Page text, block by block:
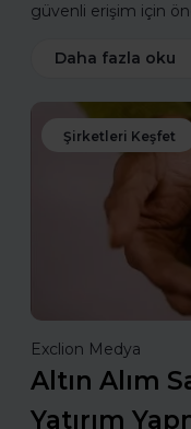
güvenli erişim için
Daha fazla oku
Şirketleri Keşfet
Exclion Medya
Altın Alım
Yatırım